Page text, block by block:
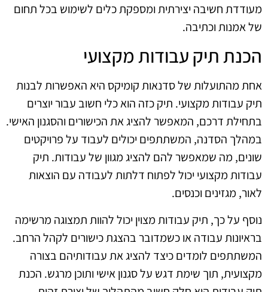
מעודדת חשיבה יצירתית ומספקת כלים לשימוש בכל תחום
של אמנות וכתיבה.
הכנת תיק עבודות מקצועי
אחת מהתועלות של סדנאות קומיקס היא האפשרות לבנות
תיק עבודות מקצועי. תיק כזה הוא כלי חשוב עבור יוצרים
בתחילת דרכם, המאפשר להציג את הכישורים והסגנון האישי.
במהלך הסדנה, המשתתפים יכולים לעבוד על פרויקטים
שונים, מה שמאפשר להם להציג מגוון של עבודות. תיק
עבודות מקצועי יכול לפתוח דלתות לעבודה עם הוצאות
לאור, מגזינים וכנסים.
נוסף על כך, תיק עבודות מצוין יכול להוות תמצוגה מרשימה
בראיונות עבודה או כשמדובר בהצגת כישורים לקהל הרחב.
המשתתפים לומדים כיצד להציג את עבודותיהם בצורה
מקצועית, תוך שימת דגש על סגנון אישי ותוכן מרגש. הכנת